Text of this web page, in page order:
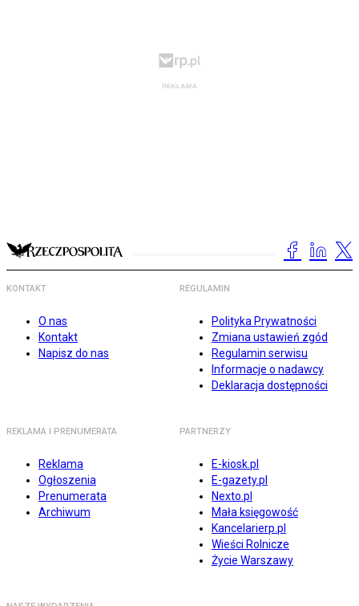
KONTAKT
O nas
Kontakt
Napisz do nas
REGULAMIN
Polityka Prywatności
Zmiana ustawień zgód
Regulamin serwisu
Informacje o nadawcy
Deklaracja dostępności
REKLAMA I PRENUMERATA
Reklama
Ogłoszenia
Prenumerata
Archiwum
PARTNERZY
E-kiosk.pl
E-gazety.pl
Nexto.pl
Mała księgowość
Kancelarierp.pl
Wieści Rolnicze
Życie Warszawy